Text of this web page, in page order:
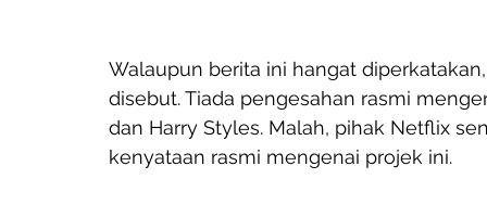
Walaupun berita ini hangat
disebut. Tiada pengesahan rasmi
dan Harry Styles. Malah, pihak Netflix
kenyataan rasmi mengenai projek ini.